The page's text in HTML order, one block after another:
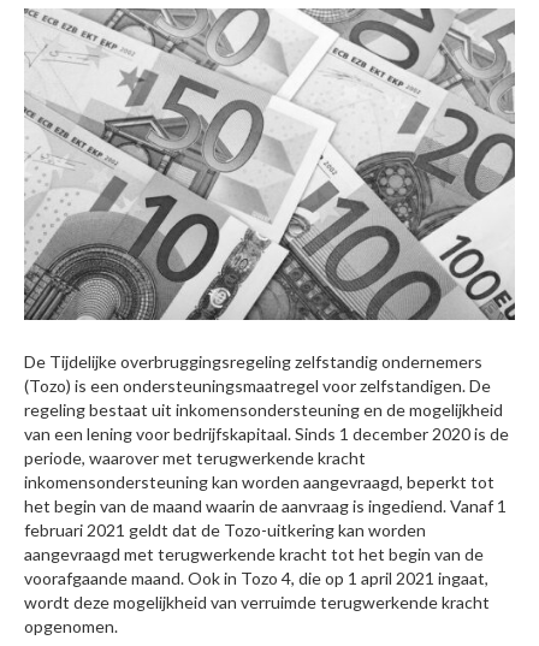
De Tijdelijke overbruggingsregeling zelfstandig ondernemers
(Tozo) is een ondersteuningsmaatregel voor zelfstandigen. De
regeling bestaat uit inkomensondersteuning en de mogelijkheid
van een lening voor bedrijfskapitaal. Sinds 1 december 2020 is de
periode, waarover met terugwerkende kracht
inkomensondersteuning kan worden aangevraagd, beperkt tot
het begin van de maand waarin de aanvraag is ingediend. Vanaf 1
februari 2021 geldt dat de Tozo-uitkering kan worden
aangevraagd met terugwerkende kracht tot het begin van de
voorafgaande maand. Ook in Tozo 4, die op 1 april 2021 ingaat,
wordt deze mogelijkheid van verruimde terugwerkende kracht
opgenomen.